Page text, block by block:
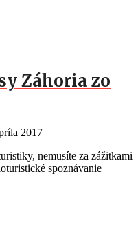
Záhoria zo
2017
nemusíte za zážitkami
spoznávanie